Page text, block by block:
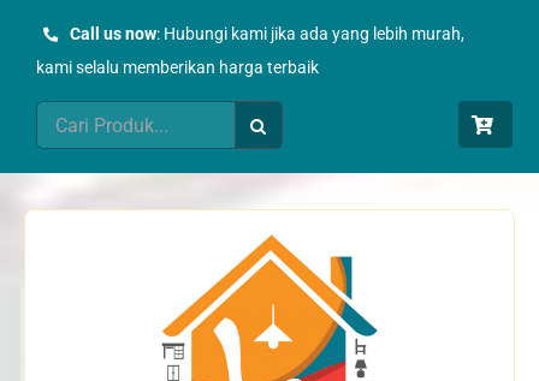
Call us now: Hubungi kami jika ada yang lebih murah,
kami selalu memberikan harga terbaik
Search
for: